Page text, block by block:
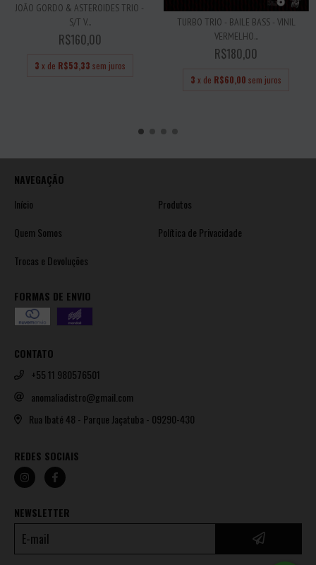
JOÃO GORDO & ASTEROIDES TRIO -
S/T V...
R$160,00
3 x de R$53,33 sem juros
TURBO TRIO - BAILE BASS - VINIL
VERMELHO...
R$180,00
3 x de R$60,00 sem juros
NAVEGAÇÃO
Início
Produtos
Quem Somos
Política de Privacidade
Trocas e Devoluções
FORMAS DE ENVIO
CONTATO
+55 11 980576501
anomaliadistro@gmail.com
Rua Ibaté 48 - Parque Jaçatuba - 09290-430
REDES SOCIAIS
NEWSLETTER